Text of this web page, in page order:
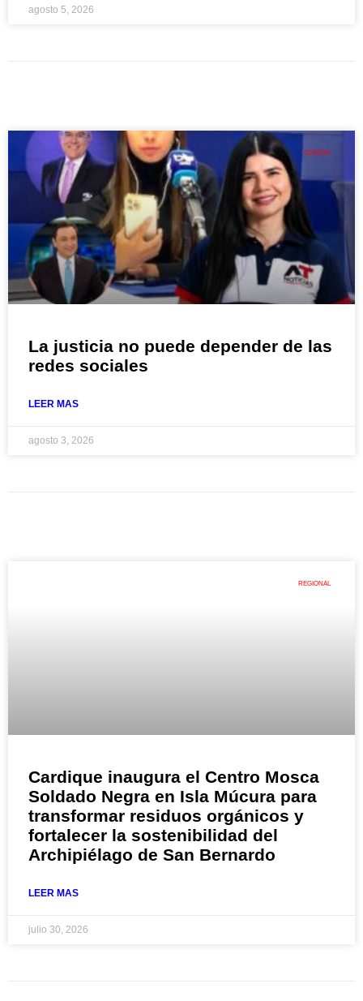
agosto 5, 2026
OPINIÓN
La justicia no puede depender de las
redes sociales
LEER MAS
agosto 3, 2026
REGIONAL
Cardique inaugura el Centro Mosca
Soldado Negra en Isla Múcura para
transformar residuos orgánicos y
fortalecer la sostenibilidad del
Archipiélago de San Bernardo
LEER MAS
julio 30, 2026